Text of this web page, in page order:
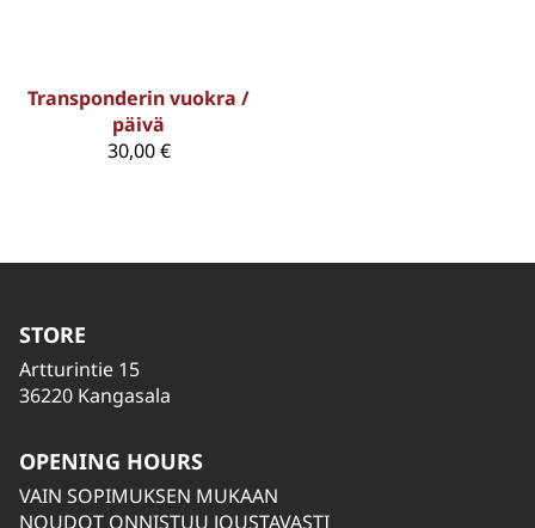
Transponderin vuokra /
päivä
30,00 €
STORE
Artturintie 15
36220 Kangasala
OPENING HOURS
VAIN SOPIMUKSEN MUKAAN
NOUDOT ONNISTUU JOUSTAVASTI